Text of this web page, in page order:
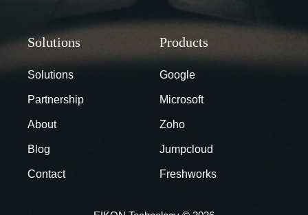
Solutions
Partnership
About
Blog
Contact
Google
Microsoft
Zoho
Jumpcloud
Freshworks